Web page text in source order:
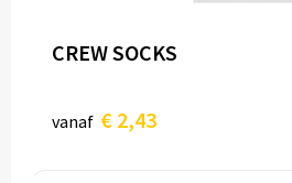
CREW SOCKS
vanaf € 2,43